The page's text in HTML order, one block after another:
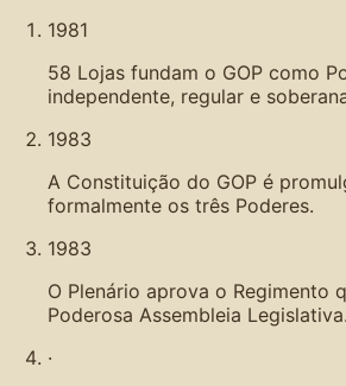
1981
58 Lojas fundam o GOP como
independente, regular e
1983
A Constituição do GOP é
formalmente os três Poderes.
1983
O Plenário aprova o Regimento
Poderosa Assembleia Legislativa.
·